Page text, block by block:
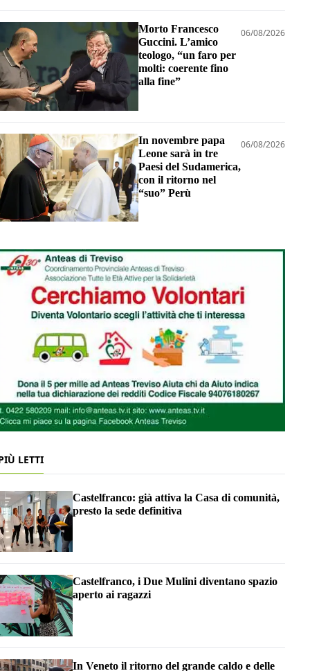
Morto Francesco
Guccini. L’amico
teologo, “un faro per
molti: coerente fino
alla fine”
06/08/2026
In novembre papa
Leone sarà in tre
Paesi del Sudamerica,
con il ritorno nel
“suo” Perù
06/08/2026
LETTI
Castelfranco: già attiva la Casa di comunità,
presto la sede definitiva
Castelfranco, i Due Mulini diventano spazio
aperto ai ragazzi
In Veneto il ritorno del grande caldo e delle